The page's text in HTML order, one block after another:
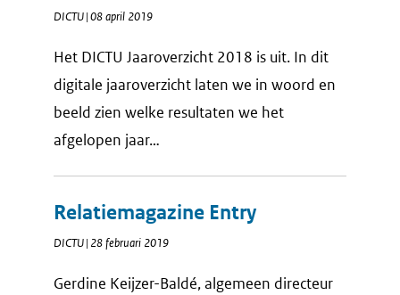
DICTU | 08 april 2019
Het DICTU Jaaroverzicht 2018 is uit. In dit
digitale jaaroverzicht laten we in woord en
beeld zien welke resultaten we het
afgelopen jaar…
Relatiemagazine Entry
DICTU | 28 februari 2019
Gerdine Keijzer-Baldé, algemeen directeur